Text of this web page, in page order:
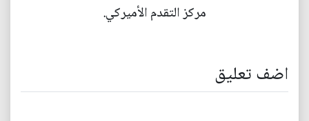
مركز التقدم الأميركي.
اضف تعليق